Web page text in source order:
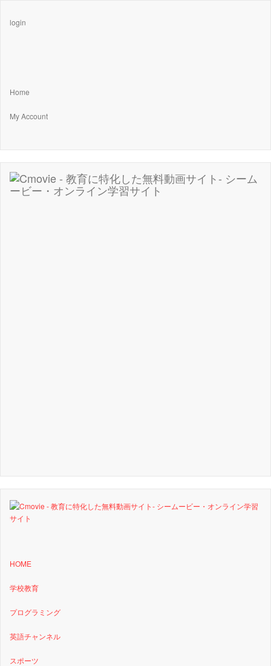
login
Home
My Account
HOME
学校教育
プログラミング
英語チャンネル
スポーツ